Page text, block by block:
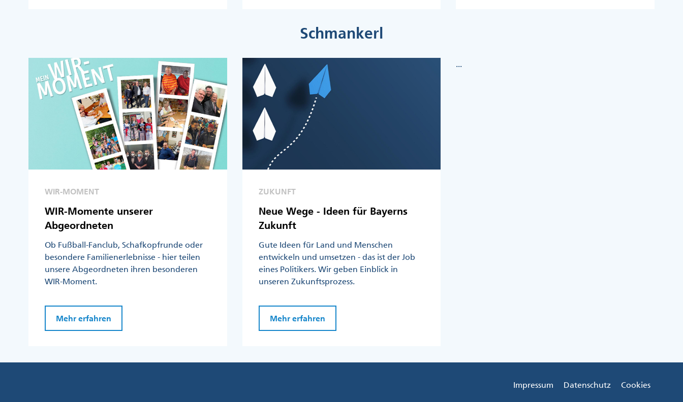
Schmankerl
WIR-MOMENT
WIR-Momente unserer
Abgeordneten
Ob Fußball-Fanclub, Schafkopfrunde oder
besondere Familienerlebnisse - hier teilen
unsere Abgeordneten ihren besonderen
WIR-Moment.
Mehr erfahren
ZUKUNFT
Neue Wege - Ideen für Bayerns
Zukunft
Gute Ideen für Land und Menschen
entwickeln und umsetzen - das ist der Job
eines Politikers. Wir geben Einblick in
unseren Zukunftsprozess.
Mehr erfahren
...
Cookies
Datenschutz
Impressum